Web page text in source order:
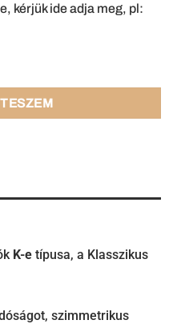
kérjük ide adja meg, pl:
K-e típusa, a Klasszikus
szimmetrikus